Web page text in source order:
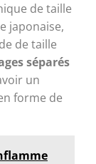
de taille
japonaise,
de taille
séparés
un
forme de